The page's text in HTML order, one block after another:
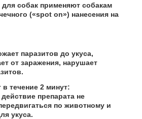
собак применяют собакам
(«spot on») нанесения на
паразитов до укуса,
от заражения, нарушает
течение 2 минут:
препарата не
по животному и
укуса.